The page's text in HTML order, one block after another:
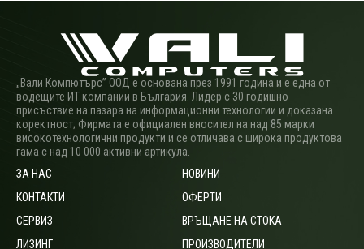
„Вали Компютърс” ООД е основана през 1991 година и е една от
водещите ИТ компании в България. Лидер с 30 годишно
присъствие на пазара на информационни технологии и доказана
коректност; Фирмата е официален вносител на над 85 марки
високотехнологични продукти и се отличава с широка продуктова
гама с над 10 000 активни артикула.
ЗА НАС
КОНТАКТИ
СЕРВИЗ
ЛИЗИНГ
НОВИНИ
ОФЕРТИ
ВРЪЩАНЕ НА СТОКА
ПРОИЗВОДИТЕЛИ